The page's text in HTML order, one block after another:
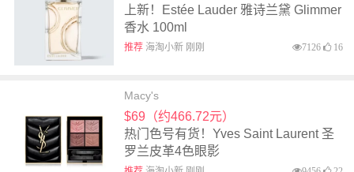
上新！Estée Lauder 雅诗兰黛 Glimmer
香水 100ml
推荐海淘小新 刚刚 7126 16
Macy's
$69（约466.72元）
热门色号有货！Yves Saint Laurent 圣
罗兰皮革4色眼影